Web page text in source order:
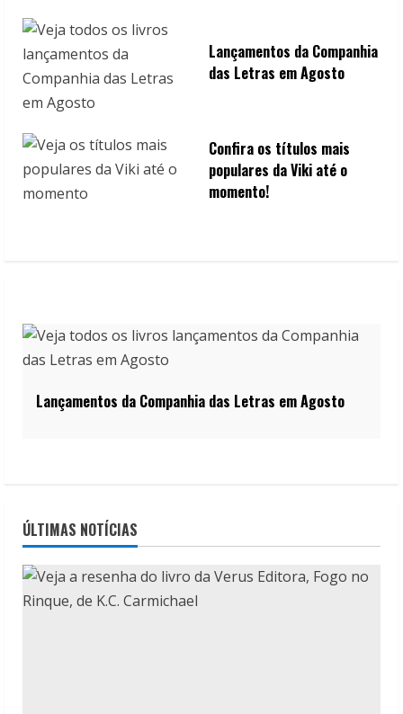
Lançamentos da Companhia
das Letras em Agosto
Confira os títulos mais
populares da Viki até o
momento!
Lançamentos da Companhia das Letras em Agosto
ÚLTIMAS NOTÍCIAS